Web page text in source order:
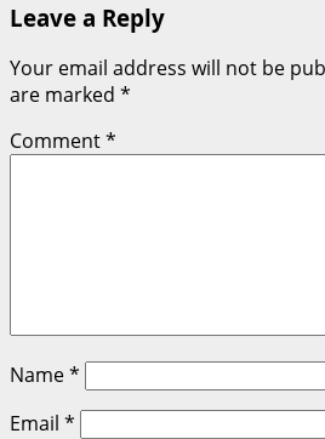
Leave a Reply
Your email address will not be
are marked *
Comment*
Name*
Email *